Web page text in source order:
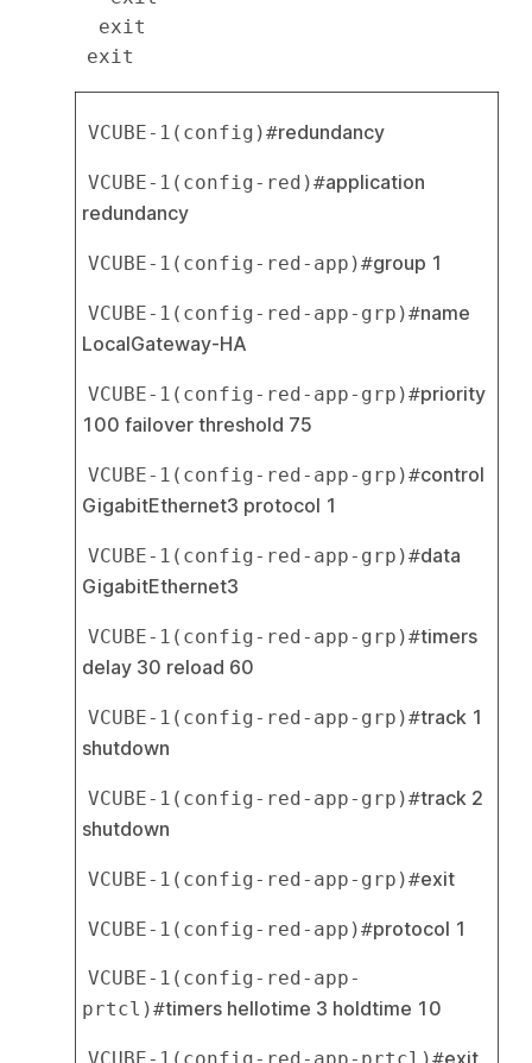
VCUBE-1(config)#redundancy
VCUBE-1(config-red)#application
redundancy
VCUBE-1(config-red-app)#group 1
VCUBE-1(config-red-app-grp)#name
LocalGateway-HA
VCUBE-1(config-red-app-grp)#priority
100 failover threshold 75
VCUBE-1(config-red-app-grp)#control
GigabitEthernet3 protocol 1
VCUBE-1(config-red-app-grp)#data
GigabitEthernet3
VCUBE-1(config-red-app-grp)#timers
delay 30 reload 60
VCUBE-1(config-red-app-grp)#track 1
shutdown
VCUBE-1(config-red-app-grp)#track 2
shutdown
VCUBE-1(config-red-app-grp)#exit
VCUBE-1(config-red-app)#protocol 1
VCUBE-1(config-red-app-
prtcl)#timers hellotime 3 holdtime 10
exit